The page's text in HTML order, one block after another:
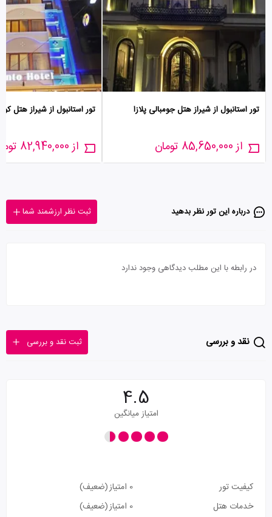
تور استانبول از شیراز هتل جومبالی پلازا
از 85,650,000 تومان
تور استانبول از شیراز هتل
از 82,940,000 تومان
درباره این تور‌ نظر بدهید ثبت نظر ارزشمند شما
در رابطه با این مطلب دیدگاهی وجود ندارد
نقد و بررسی ثبت نقد و بررسی
4.5
امتیاز میانگین
کیفیت تور 0 امتیاز
(ضعیف)
خدمات هتل
0 امتیاز
(ضعیف)